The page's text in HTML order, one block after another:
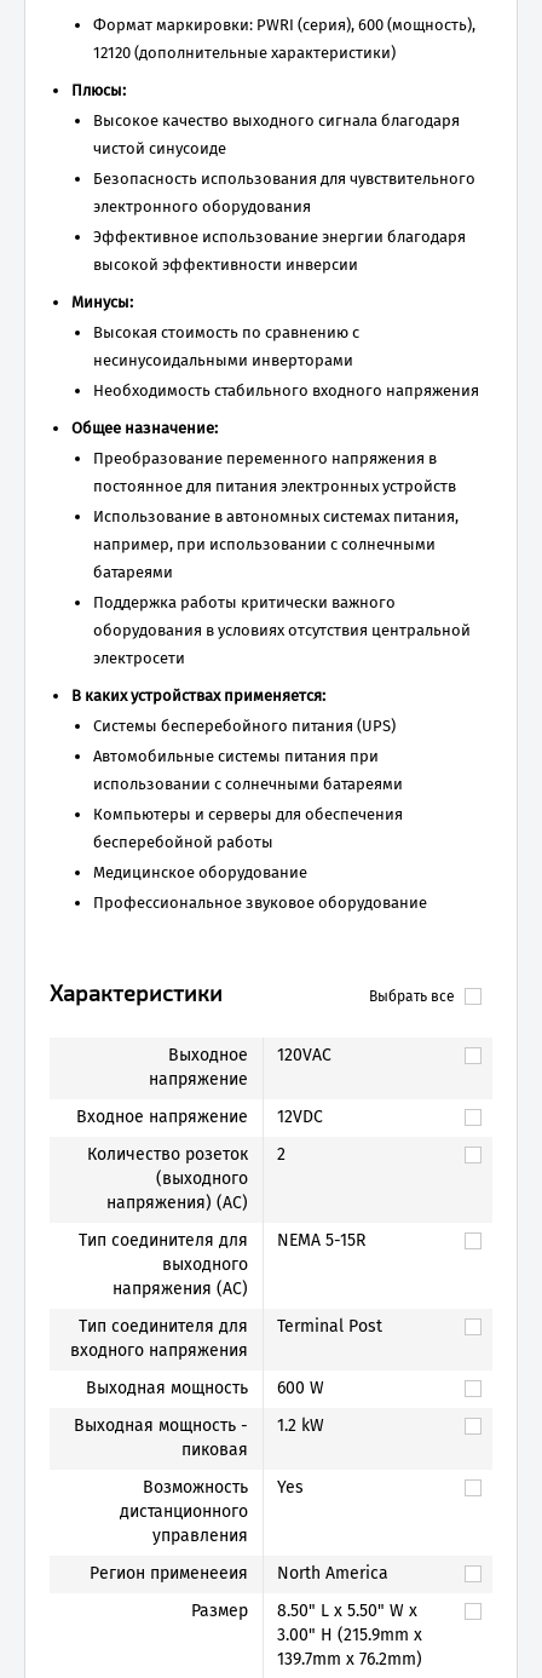
Выбрать все
Характеристики
Выходное
напряжение
120VAC
Входное напряжение
12VDC
Количество розеток
(выходного
напряжения) (AC)
2
Тип соединителя для
выходного
напряжения (AC)
NEMA 5-15R
Тип соединителя для
входного напряжения
Terminal Post
Выходная мощность
600 W
Выходная мощность -
пиковая
1.2 kW
Возможность
дистанционного
управления
Yes
Регион применееия
North America
Размер
8.50" L x 5.50" W x
3.00" H (215.9mm x
139.7mm x 76.2mm)
Формат маркировки: PWRI (серия), 600 (мощность),
12120 (дополнительные характеристики)
Плюсы:
Высокое качество выходного сигнала благодаря
чистой синусоиде
Безопасность использования для чувствительного
электронного оборудования
Эффективное использование энергии благодаря
высокой эффективности инверсии
Минусы:
Высокая стоимость по сравнению с
несинусоидальными инверторами
Необходимость стабильного входного напряжения
Общее назначение:
Преобразование переменного напряжения в
постоянное для питания электронных устройств
Использование в автономных системах питания,
например, при использовании с солнечными
батареями
Поддержка работы критически важного
оборудования в условиях отсутствия центральной
электросети
В каких устройствах применяется:
Системы бесперебойного питания (UPS)
Автомобильные системы питания при
использовании с солнечными батареями
Компьютеры и серверы для обеспечения
бесперебойной работы
Медицинское оборудование
Профессиональное звуковое оборудование